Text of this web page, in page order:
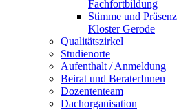
Fachfortbildung
Stimme und
Kloster Gerode
Qualitätszirkel
Studienorte
Aufenthalt / Anmeldung
Beirat und BeraterInnen
Dozententeam
Dachorganisation